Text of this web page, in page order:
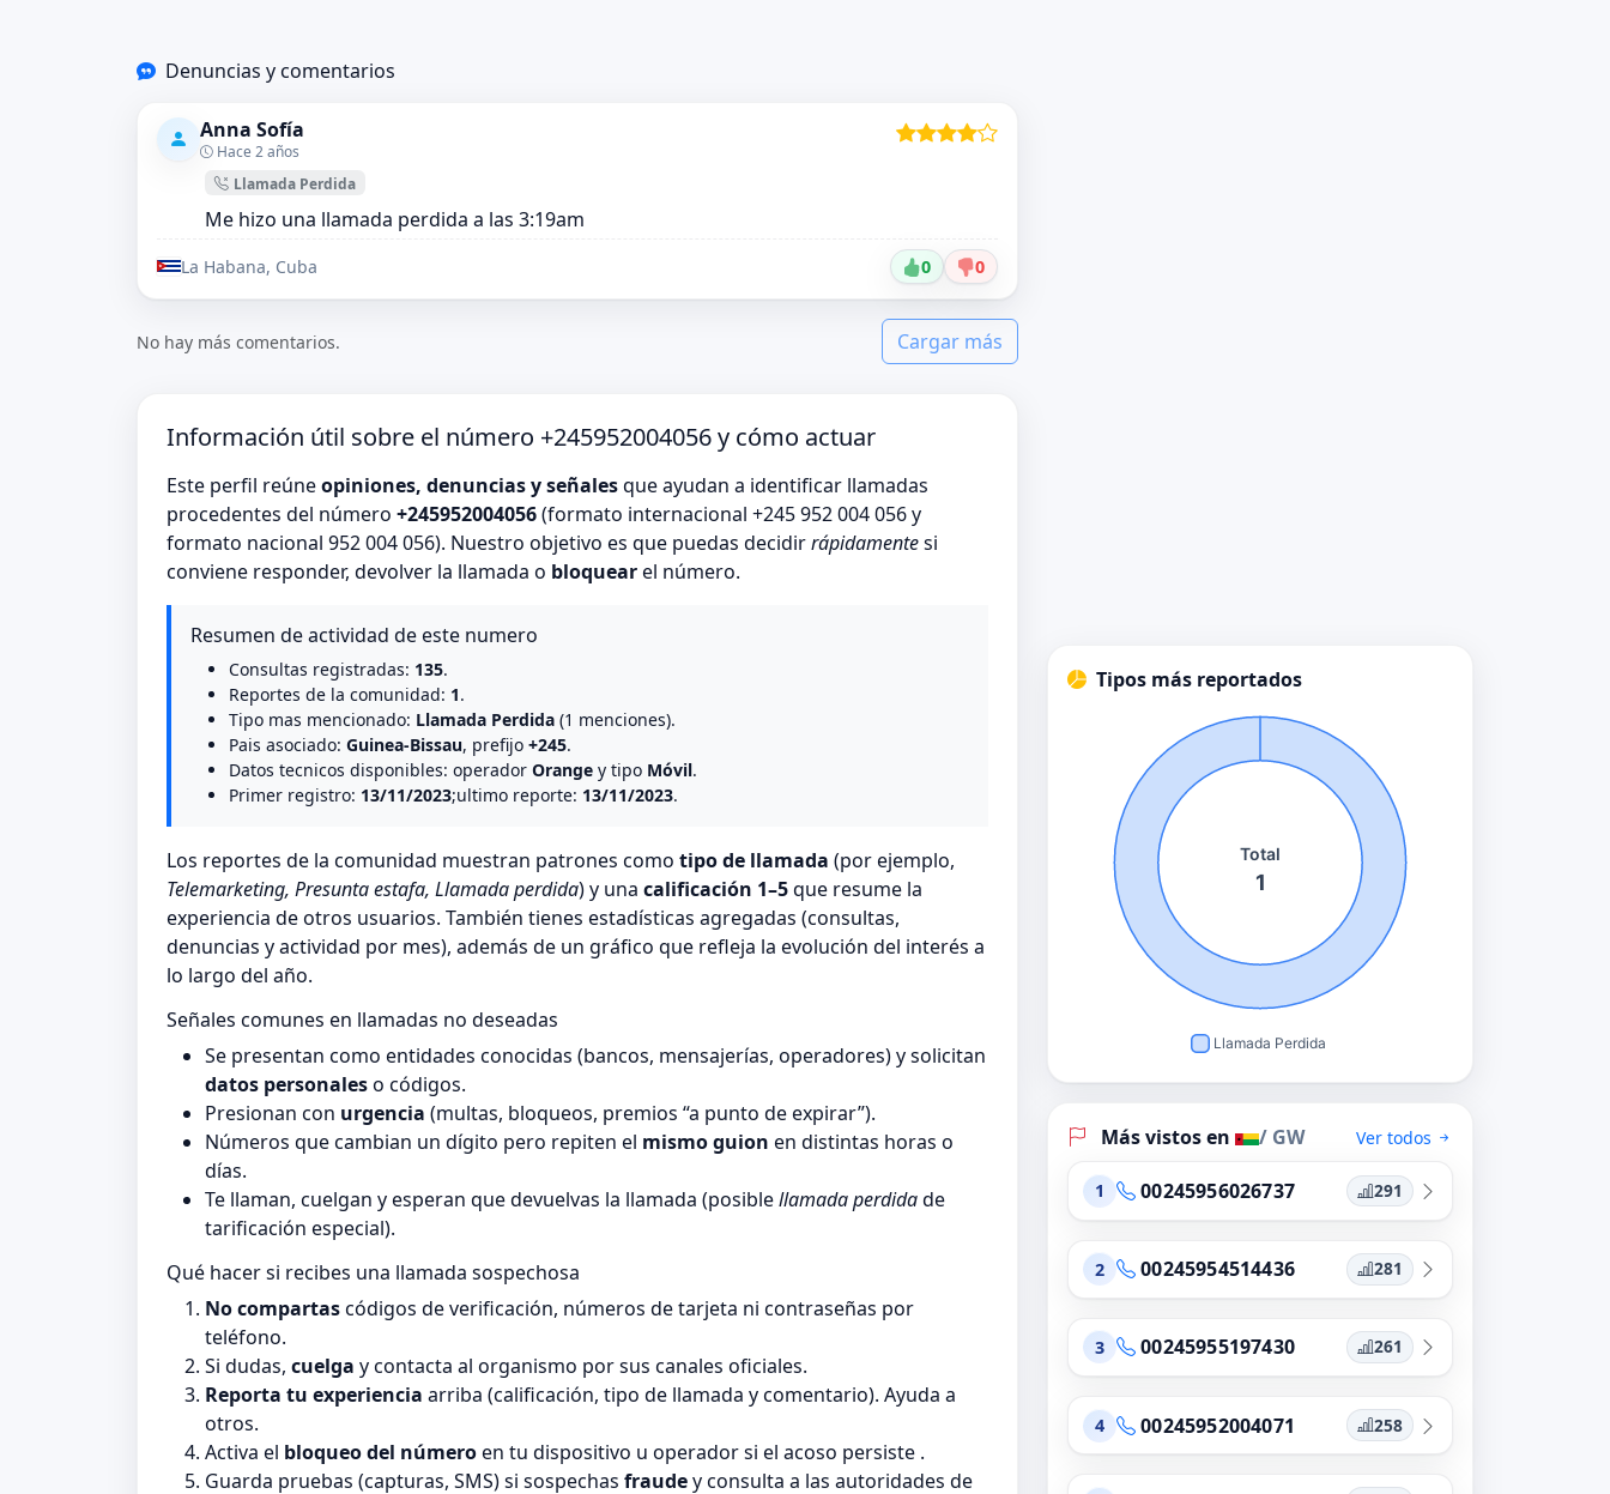
Denuncias y comentarios
Anna Sofía
Hace 2 años
Llamada Perdida
Me hizo una llamada perdida a las 3:19am
La Habana, Cuba 0 0
No hay más comentarios. Cargar más
Información útil sobre el número +245952004056 y cómo actuar
Este perfil reúneopiniones, denuncias y señalesque ayudan a identificar llamadas
procedentes del número +245952004056(formato internacional +245 952 004 056 y
formato nacional 952 004 056). Nuestro objetivo es que puedas decidirrápidamentesi
conviene responder, devolver la llamada o bloquearel número.
Resumen de actividad de este numero
Consultas registradas: 135.
Reportes de la comunidad: 1.
Tipo mas mencionado: Llamada Perdida (1 menciones).
Pais asociado: Guinea-Bissau, prefijo +245.
Datos tecnicos disponibles: operador Orange y tipo Móvil.
Primer registro: 13/11/2023;ultimo reporte: 13/11/2023.
Los reportes de la comunidad muestran patrones como tipo de llamada (por ejemplo,
Telemarketing, Presunta estafa, Llamada perdida) y una calificación 1–5que resume la
experiencia de otros usuarios. También tienes estadísticas agregadas (consultas,
denuncias y actividad por mes), además de un gráfico que refleja la evolución del interés a
lo largo del año.
Señales comunes en llamadas no deseadas
Se presentan como entidades conocidas (bancos, mensajerías, operadores) y solicitan
datos personaleso códigos.
Presionan con urgencia (multas, bloqueos, premios “a punto de expirar”).
Números que cambian un dígito pero repiten el mismo guion en distintas horas o
días.
Te llaman, cuelgan y esperan que devuelvas la llamada (posiblellamada perdidade
tarificación especial).
Qué hacer si recibes una llamada sospechosa
No compartascódigos de verificación, números de tarjeta ni contraseñas por
teléfono.
Si dudas, cuelga y contacta al organismo por sus canales oficiales.
Reporta tu experiencia arriba (calificación, tipo de llamada y comentario). Ayuda a
otros.
Activa el bloqueo del númeroen tu dispositivo u operador si el acoso persiste .
Guarda pruebas (capturas, SMS) si sospechas fraudey consulta a las autoridades de
Tipos más reportados
Más vistos en / GW Ver todos
1 00245956026737 291
2 00245954514436 281
3 00245955197430 261
4 00245952004071 258